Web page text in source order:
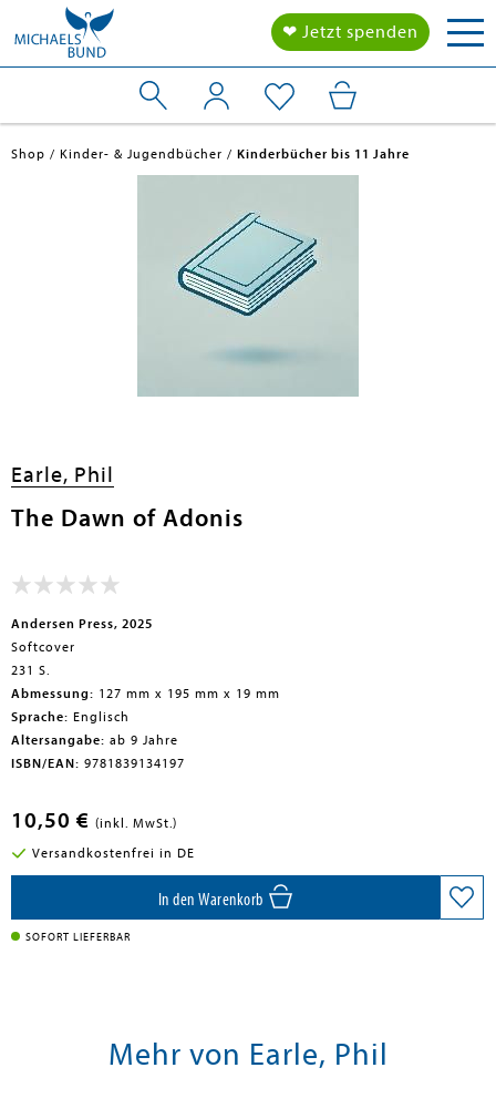
❤ Jetzt spenden
submenu
submenu
submenu
Shop Kinder- & Jugendbücher Kinderbücher bis 11 Jahre
Earle, Phil
The Dawn of Adonis
Andersen Press, 2025
Softcover
231 S.
Abmessung: 127 mm x 195 mm x 19 mm
Sprache: Englisch
Altersangabe: ab 9 Jahre
ISBN/EAN: 9781839134197
10,50 € (inkl. MwSt.)
Versandkostenfrei in DE
In den Warenkorb
SOFORT LIEFERBAR
Mehr von Earle, Phil